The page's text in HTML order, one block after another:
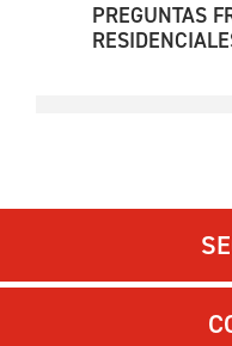
PREGUNTAS